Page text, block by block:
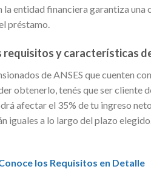
la entidad financiera garantiza una
préstamo.
requisitos y características
de ANSES que cuenten
obtenerlo, tenés que ser cliente
afectar el 35% de tu ingreso
iguales a lo largo del plazo
los Requisitos en Detalle